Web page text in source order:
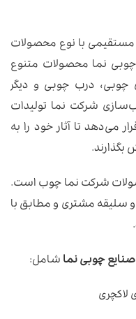
مستقیمی با نوع محصولات
چوبی نما محصولات متنوع
چوبی، درب چوبی و دیگر
شرکت نما تولیدات
می‌دهد تا آثار خود را به
بگذارند.
شرکت نما چوب است.
و سلیقه مشتری و مطابق با
صنایع چوبی نماشامل:
لاکچری